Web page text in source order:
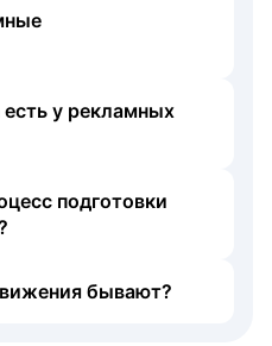
у рекламных
подготовки
бывают?